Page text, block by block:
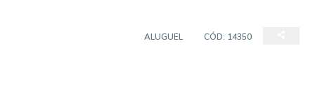
ALUGUEL CÓD: 14350